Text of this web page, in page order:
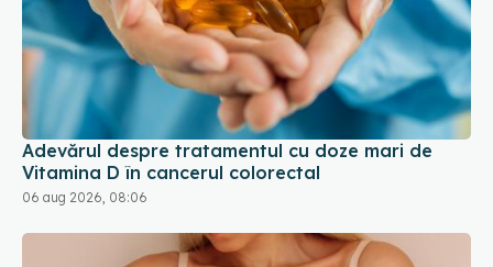
Adevărul despre tratamentul cu doze mari de
Vitamina D în cancerul colorectal
06 aug 2026, 08:06